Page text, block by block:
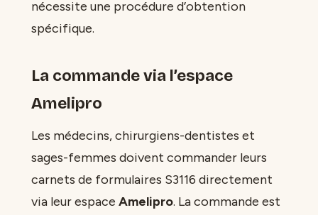
nécessite une procédure d’obtention
spécifique.
La commande via l’espace
Amelipro
Les médecins, chirurgiens-dentistes et
sages-femmes doivent commander leurs
carnets de formulaires S3116 directement
via leur espace Amelipro. La commande est